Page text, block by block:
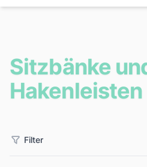
Sitzbänke
Hakenleisten
Filter